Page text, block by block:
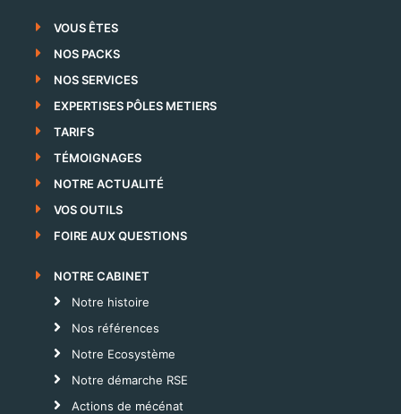
VOUS ÊTES
NOS PACKS
NOS SERVICES
EXPERTISES PÔLES METIERS
TARIFS
TÉMOIGNAGES
NOTRE ACTUALITÉ
VOS OUTILS
FOIRE AUX QUESTIONS
NOTRE CABINET
Notre histoire
Nos références
Notre Ecosystème
Notre démarche RSE
Actions de mécénat